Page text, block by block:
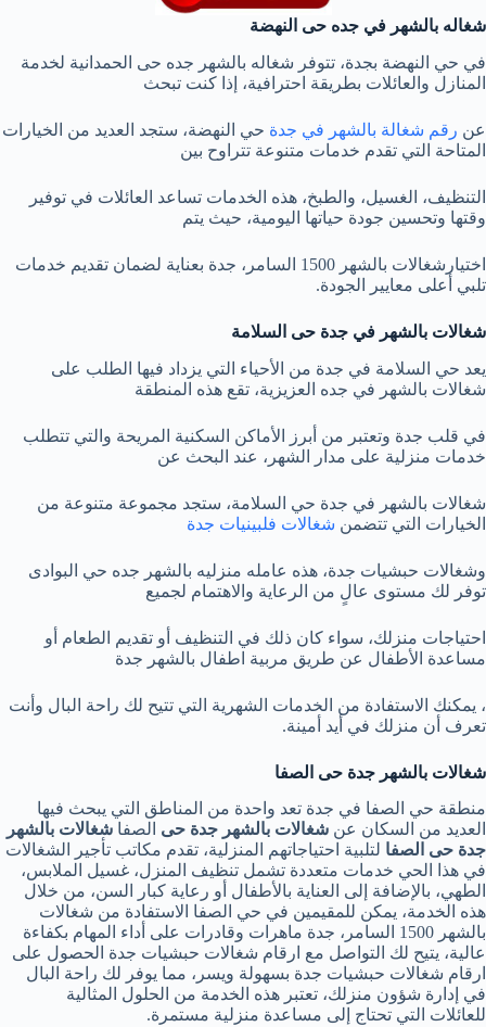
شغاله بالشهر في جده حى النهضة
في حي النهضة بجدة، تتوفر شغاله بالشهر جده حى الحمدانية لخدمة
المنازل والعائلات بطريقة احترافية، إذا كنت تبحث
عن رقم شغالة بالشهر في جدة حي النهضة، ستجد العديد من الخيارات
المتاحة التي تقدم خدمات متنوعة تتراوح بين
التنظيف، الغسيل، والطبخ، هذه الخدمات تساعد العائلات في توفير
وقتها وتحسين جودة حياتها اليومية، حيث يتم
اختيارشغالات بالشهر 1500 السامر، جدة بعناية لضمان تقديم خدمات
تلبي أعلى معايير الجودة.
شغالات بالشهر في جدة حى السلامة
يعد حي السلامة في جدة من الأحياء التي يزداد فيها الطلب على
شغالات بالشهر في جده العزيزية، تقع هذه المنطقة
في قلب جدة وتعتبر من أبرز الأماكن السكنية المريحة والتي تتطلب
خدمات منزلية على مدار الشهر، عند البحث عن
شغالات بالشهر في جدة حي السلامة، ستجد مجموعة متنوعة من
الخيارات التي تتضمن شغالات فلبينيات جدة
وشغالات حبشيات جدة، هذه عامله منزليه بالشهر جده حي البوادى
توفر لك مستوى عالٍ من الرعاية والاهتمام لجميع
احتياجات منزلك، سواء كان ذلك في التنظيف أو تقديم الطعام أو
مساعدة الأطفال عن طريق مربية اطفال بالشهر جدة
، يمكنك الاستفادة من الخدمات الشهرية التي تتيح لك راحة البال وأنت
تعرف أن منزلك في أيد أمينة.
شغالات بالشهر جدة حى الصفا
منطقة حي الصفا في جدة تعد واحدة من المناطق التي يبحث فيها
العديد من السكان عن شغالات بالشهر جدة حى الصفا شغالات بالشهر
جدة حى الصفا لتلبية احتياجاتهم المنزلية، تقدم مكاتب تأجير الشغالات
في هذا الحي خدمات متعددة تشمل تنظيف المنزل، غسيل الملابس،
الطهي، بالإضافة إلى العناية بالأطفال أو رعاية كبار السن، من خلال
هذه الخدمة، يمكن للمقيمين في حي الصفا الاستفادة من شغالات
بالشهر 1500 السامر، جدة ماهرات وقادرات على أداء المهام بكفاءة
عالية، يتيح لك التواصل مع ارقام شغالات حبشيات جدة الحصول على
ارقام شغالات حبشيات جدة بسهولة ويسر، مما يوفر لك راحة البال
في إدارة شؤون منزلك، تعتبر هذه الخدمة من الحلول المثالية
للعائلات التي تحتاج إلى مساعدة منزلية مستمرة.